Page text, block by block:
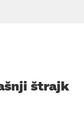
štrajk